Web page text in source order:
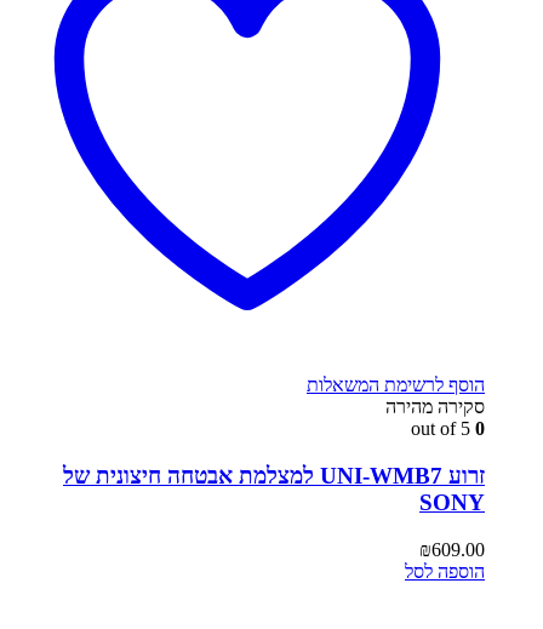
הוסף לרשימת המשאלות
סקירה מהירה
0
זרוע UNI-WMB7 למצלמת אבטחה חיצונית של
SONY
₪609.00
הוספה לסל